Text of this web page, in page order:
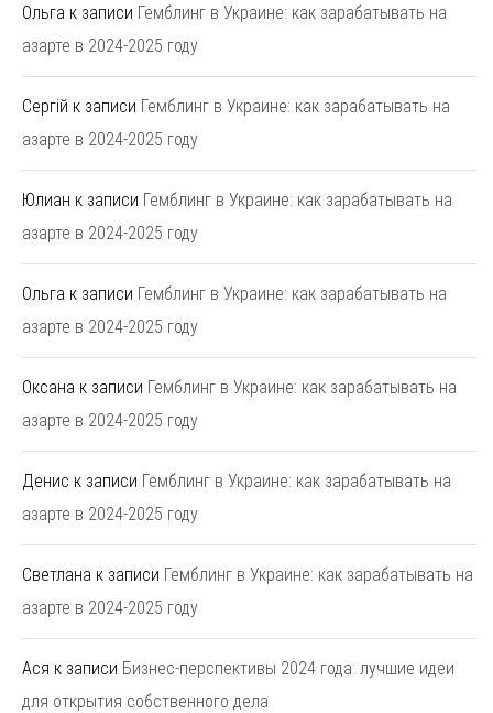
Ольга к записи Гемблинг в Украине: как зарабатывать на
азарте в 2024-2025 году
Сергій к записи Гемблинг в Украине: как зарабатывать на
азарте в 2024-2025 году
Юлиан к записи Гемблинг в Украине: как зарабатывать на
азарте в 2024-2025 году
Ольга к записи Гемблинг в Украине: как зарабатывать на
азарте в 2024-2025 году
Оксана к записи Гемблинг в Украине: как зарабатывать на
азарте в 2024-2025 году
Денис к записи Гемблинг в Украине: как зарабатывать на
азарте в 2024-2025 году
Светлана к записи Гемблинг в Украине: как зарабатывать на
азарте в 2024-2025 году
Ася к записи Бизнес-перспективы 2024 года: лучшие идеи
для открытия собственного дела